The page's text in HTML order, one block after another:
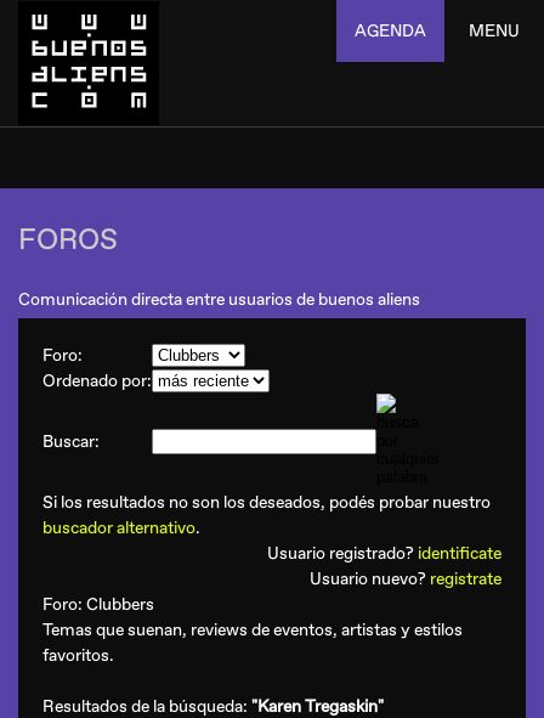
AGENDA MENU
FOROS
Comunicación directa entre usuarios de buenos aliens
Foro:
Ordenado por:
Buscar:
Si los resultados no son los deseados, podés probar nuestro
buscador alternativo.
Usuario registrado? identificate
Usuario nuevo? registrate
Foro: Clubbers
Temas que suenan, reviews de eventos, artistas y estilos
favoritos.
Resultados de la búsqueda: "Karen Tregaskin"